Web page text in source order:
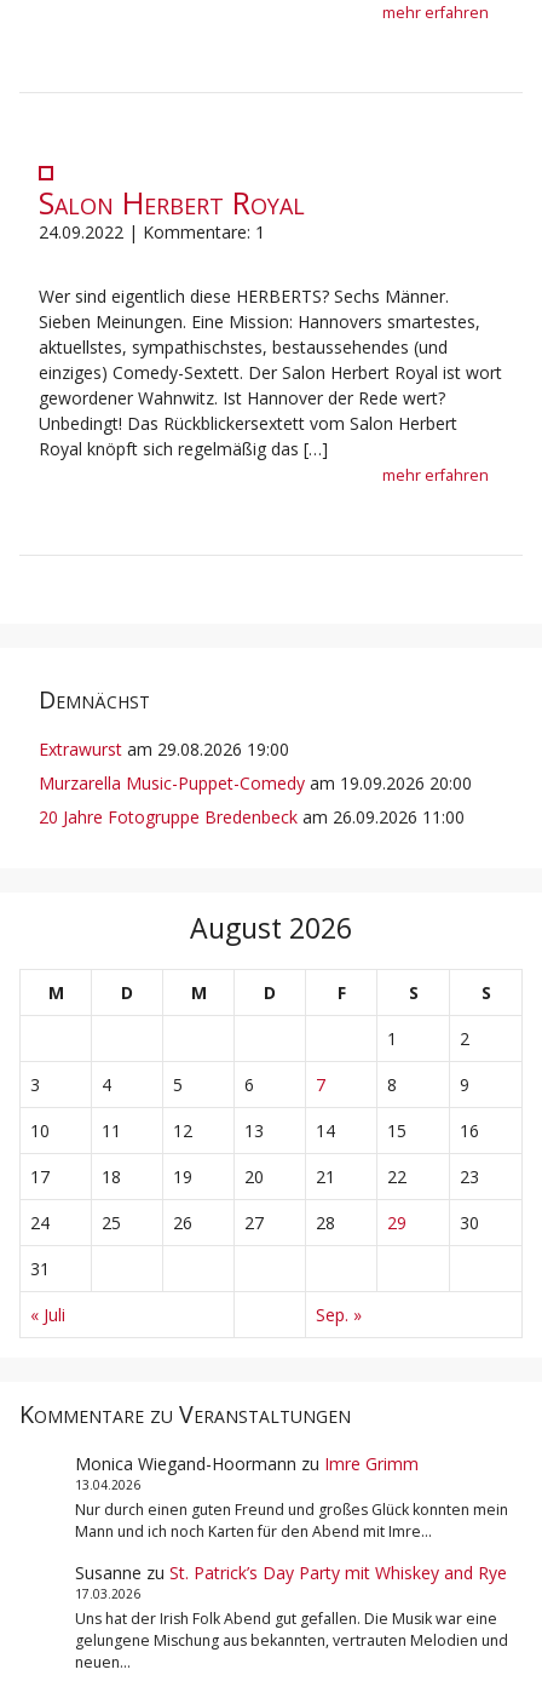
mehr erfahren
Salon Herbert Royal
24.09.2022 | Kommentare: 1
Wer sind eigentlich diese HERBERTS? Sechs Männer.
Sieben Meinungen. Eine Mission: Hannovers smartestes,
aktuellstes, sympathischstes, bestaussehendes (und
einziges) Comedy-Sextett. Der Salon Herbert Royal ist wort
gewordener Wahnwitz. Ist Hannover der Rede wert?
Unbedingt! Das Rückblickersextett vom Salon Herbert
Royal knöpft sich regelmäßig das […]
mehr erfahren
Demnächst
Extrawurst am 29.08.2026 19:00
Murzarella Music-Puppet-Comedy am 19.09.2026 20:00
20 Jahre Fotogruppe Bredenbeck am 26.09.2026 11:00
August 2026
M D M D F S
S
1
2
3
4 5 6 7 8
9
10
11 12 13 14 15
16
17
18 19 20 21 22
23
24
25 26 27 28 29
30
31
« Juli
Sep. »
Kommentare zu Veranstaltungen
Monica Wiegand-Hoormann zu Imre Grimm
13.04.2026
Nur durch einen guten Freund und großes Glück konnten mein
Mann und ich noch Karten für den Abend mit Imre…
Susanne zu St. Patrick’s Day Party mit Whiskey and Rye
17.03.2026
Uns hat der Irish Folk Abend gut gefallen. Die Musik war eine
gelungene Mischung aus bekannten, vertrauten Melodien und
neuen…